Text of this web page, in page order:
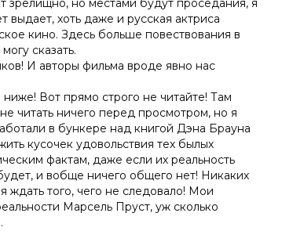
зрелищно, но местами будут проседания, я
хоть даже и русская актриса
кино. Здесь больше повествования в
сказать.
И авторы фильма вроде явно нас
Вот прямо строго не читайте! Там
читать ничего перед просмотром, но я
в бункере над книгой Дэна Брауна
кусочек удовольствия тех былых
фактам, даже если их реальность
и вобще ничего общего нет! Никаких
того, чего не следовало! Мои
Марсель Пруст, уж сколько